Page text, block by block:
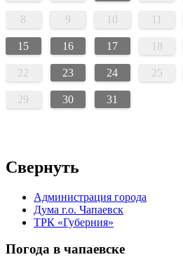
8 9 10 11
15 16 17 18
22 23 24 25
29 30 31
Свернуть
Администрация города
Дума г.о. Чапаевск
ТРК «Губерния»
Погода в чапаевске